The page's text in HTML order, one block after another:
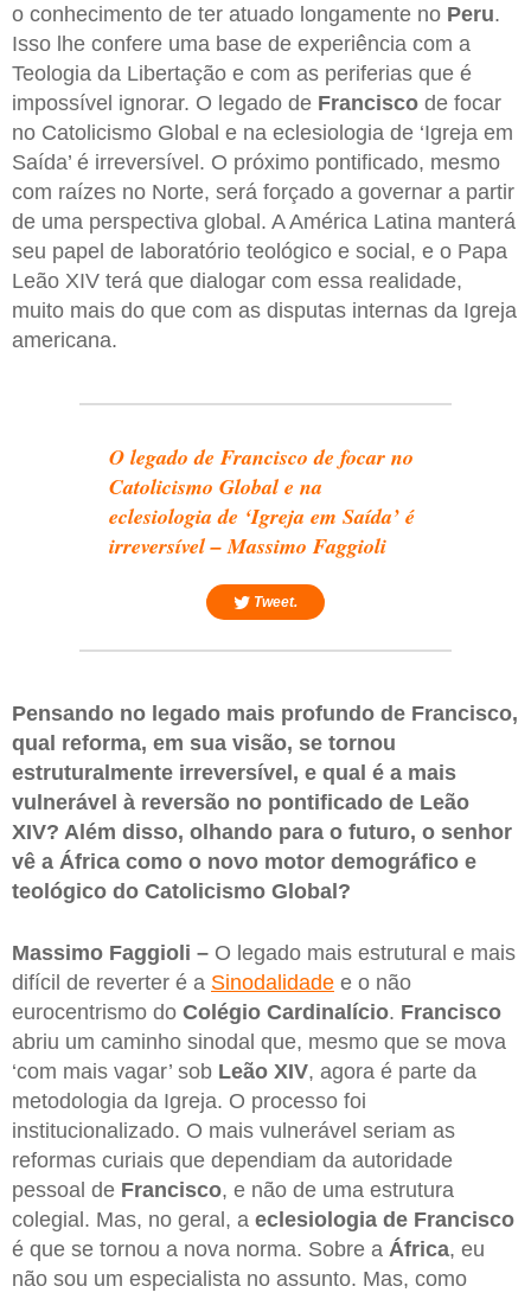
o conhecimento de ter atuado longamente no Peru.
Isso lhe confere uma base de experiência com a
Teologia da Libertação e com as periferias que é
impossível ignorar. O legado de Francisco de focar
no Catolicismo Global e na eclesiologia de ‘Igreja em
Saída’ é irreversível. O próximo pontificado, mesmo
com raízes no Norte, será forçado a governar a partir
de uma perspectiva global. A América Latina manterá
seu papel de laboratório teológico e social, e o Papa
Leão XIV terá que dialogar com essa realidade,
muito mais do que com as disputas internas da Igreja
americana.
O legado de Francisco de focar no
Catolicismo Global e na
eclesiologia de ‘Igreja em Saída’ é
irreversível – Massimo Faggioli
Tweet.
Pensando no legado mais profundo de Francisco,
qual reforma, em sua visão, se tornou
estruturalmente irreversível, e qual é a mais
vulnerável à reversão no pontificado de Leão
XIV? Além disso, olhando para o futuro, o senhor
vê a África como o novo motor demográfico e
teológico do Catolicismo Global?
Massimo Faggioli – O legado mais estrutural e mais
difícil de reverter é a Sinodalidade e o não
eurocentrismo do Colégio Cardinalício. Francisco
abriu um caminho sinodal que, mesmo que se mova
‘com mais vagar’ sob Leão XIV, agora é parte da
metodologia da Igreja. O processo foi
institucionalizado. O mais vulnerável seriam as
reformas curiais que dependiam da autoridade
pessoal de Francisco, e não de uma estrutura
colegial. Mas, no geral, a eclesiologia de Francisco
é que se tornou a nova norma. Sobre a África, eu
não sou um especialista no assunto. Mas, como